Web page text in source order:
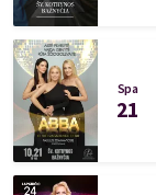
Spa
21